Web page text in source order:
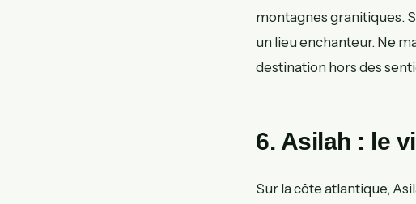
montagnes granitiques.
un lieu enchanteur. Ne
destination hors des
6. Asilah : le
Sur la côte atlantique,